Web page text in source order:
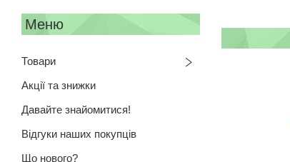
Товари
Акції та знижки
Давайте знайомитися!
Відгуки наших покупців
Що нового?